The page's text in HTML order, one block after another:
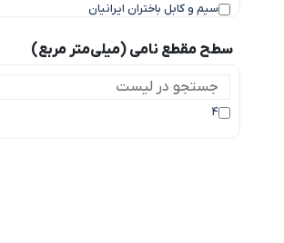
سیم و کابل باختران ایرانیان
سیم و کابل راد افشان سحر
سیم و کابل رسانا کابل
سیم و کابل زرکابل کرمان
سطح مقطع نامی (میلی‌متر مربع)
4